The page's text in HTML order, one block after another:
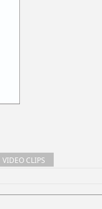
VIDEO CLIPS